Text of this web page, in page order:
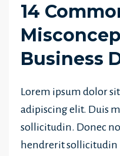
14
Business
Lorem ipsum dolor
adipiscing elit. Duis
sollicitudin. Donec
hendrerit sollicitudin